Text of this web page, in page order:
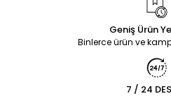
Geniş Ürün
Binlerce ürün ve
7 / 24